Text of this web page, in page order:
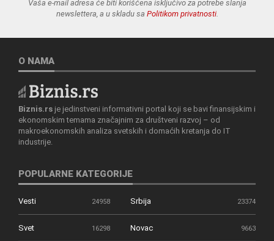
Vaša e-mail adresa će biti korišćena isključivo za potrebe slanja
newslettera, a u skladu sa Politikom privatnosti.
O NAMA
Biznis.rs je jedinstveni informativni portal koji se bavi finansijskim i
ekonomskim temama značajnim za društveni razvoj – od
makroekonomskih analiza svetskih i domaćih kretanja do IT
industrije.
POPULARNE KATEGORIJE
Vesti 24958 Srbija 23374
Svet 16298 Novac 9663